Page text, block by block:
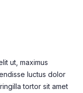
ut, maximus
luctus dolor
tortor sit amet